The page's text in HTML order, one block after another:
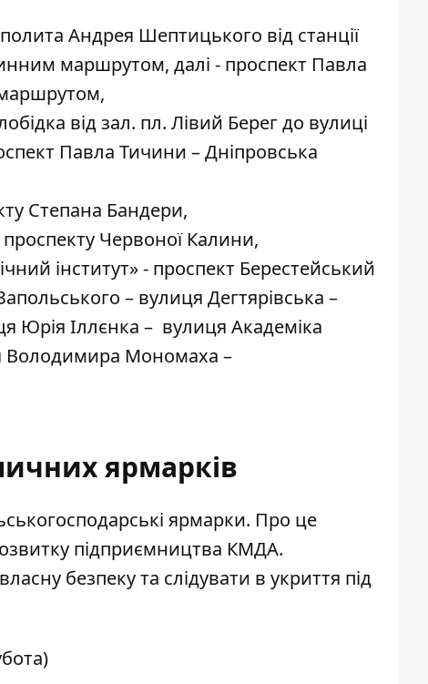
Андрея Шептицького від станції
маршрутом, далі - проспект Павла
від зал. пл. Лівий Берег до вулиці
Павла Тичини – Дніпровська
Степана Бандери,
Червоної Калини,
інститут» - проспект Берестейський
– вулиця Дегтярівська –
Юрія Іллєнка – вулиця Академіка
Володимира Мономаха –
ярмарків
ярмарки. Про це
підприємництва КМДА.
безпеку та слідувати в укриття під